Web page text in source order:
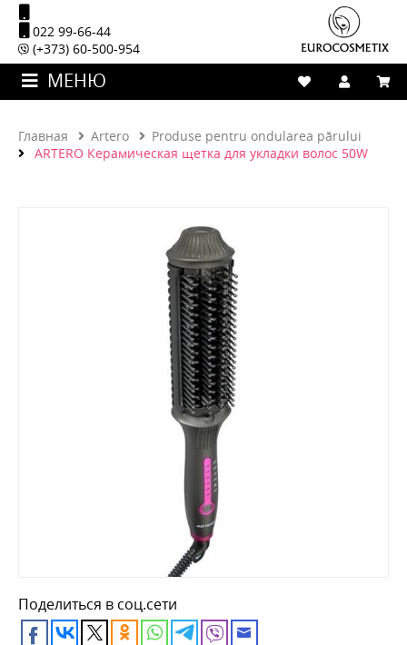
022 99-66-44
(+373) 60-500-954
МЕНЮ
Главная Artero
Produse pentru ondularea părului
ARTERO Керамическая щетка для укладки волос 50W
Поделиться в соц.сети